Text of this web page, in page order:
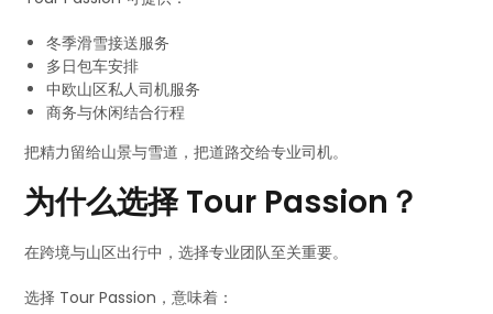
冬季滑雪接送服务
多日包车安排
中欧山区私人司机服务
商务与休闲结合行程
把精力留给山景与雪道，把道路交给专业司机。
为什么选择 Tour Passion？
在跨境与山区出行中，选择专业团队至关重要。
选择 Tour Passion，意味着：